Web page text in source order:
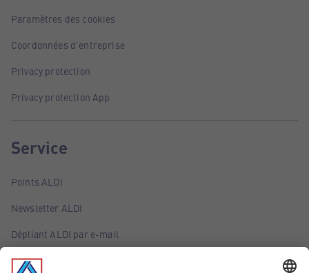
Paramètres des cookies
Coordonnées d'entreprise
Privacy protection
Privacy protection App
Service
Points ALDI
Newsletter ALDI
Dépliant ALDI par e-mail
Offres